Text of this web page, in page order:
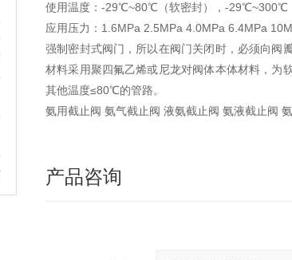
使用温度：-29℃~80℃（软密封），-29℃~300℃
应用压力：1.6MPa 2.5MPa 4.0MPa 6.4MPa
强制密封式阀门，所以在阀门关闭时，必须向阀
材料采用聚四氟乙烯或尼龙对阀体本体材料，为
其他温度≤80℃的管路。
氨用截止阀 氨气截止阀 液氨截止阀 氨液截止阀
产品咨询